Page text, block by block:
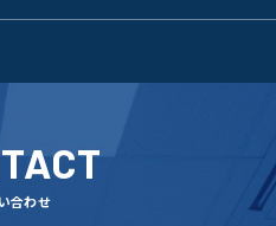
合わせ